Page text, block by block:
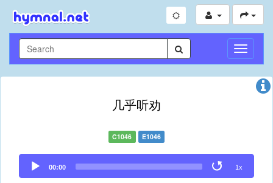
Toggle
几乎听劝
C1046 E1046
Audio
Player
00:00 1x